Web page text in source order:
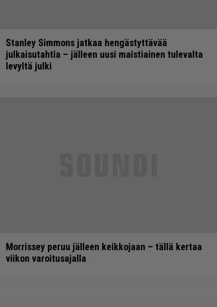
Stanley Simmons jatkaa hengästyttävää
julkaisutahtia – jälleen uusi maistiainen tulevalta
levyltä julki
Morrissey peruu jälleen keikkojaan – tällä kertaa
viikon varoitusajalla